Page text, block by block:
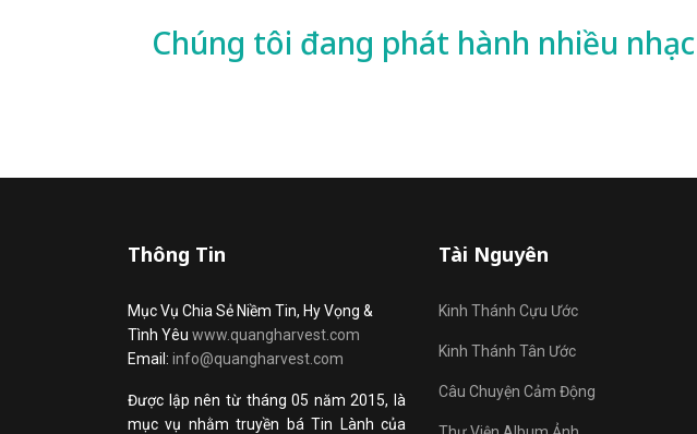
Chúng tôi đang phát hành nhiều nhạc
Thông Tin
Mục Vụ Chia Sẻ Niềm Tin, Hy Vọng &
Tình Yêu www.quangharvest.com
Email: info@quangharvest.com
Được lập nên từ tháng 05 năm 2015, là
mục vụ nhằm truyền bá Tin Lành của
Tài Nguyên
Kinh Thánh Cựu Ước
Kinh Thánh Tân Ước
Câu Chuyện Cảm Động